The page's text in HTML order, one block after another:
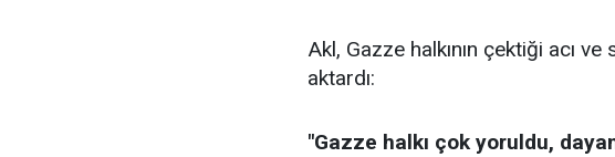
Akl, Gazze halkının çektiği acı ve
aktardı:
"Gazze halkı çok yoruldu,